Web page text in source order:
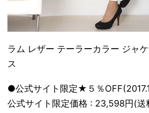
ラム レザー テーラーカラー ジャ
ス
●公式サイト限定★５％
公式サイト限定価格 : 23,598円(送